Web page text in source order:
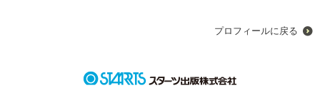
ましてや、先生には奥さんがいる。
プロフィールに戻る